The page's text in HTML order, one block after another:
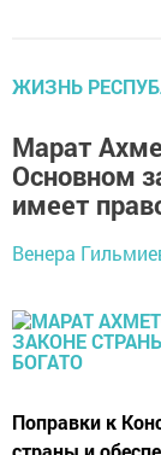
ЖИЗНЬ
Марат
Основном
имеет
Венера
Поправки к